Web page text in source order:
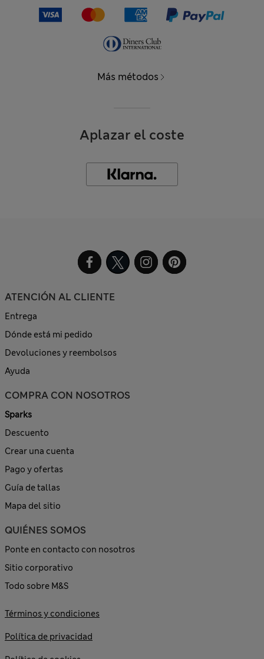
Más métodos
Aplazar el coste
ATENCIÓN AL CLIENTE
Entrega
Dónde está mi pedido
Devoluciones y reembolsos
Ayuda
COMPRA CON NOSOTROS
Sparks
Descuento
Crear una cuenta
Pago y ofertas
Guía de tallas
Mapa del sitio
QUIÉNES SOMOS
Ponte en contacto con nosotros
Sitio corporativo
Todo sobre M&S
Términos y condiciones
Política de privacidad